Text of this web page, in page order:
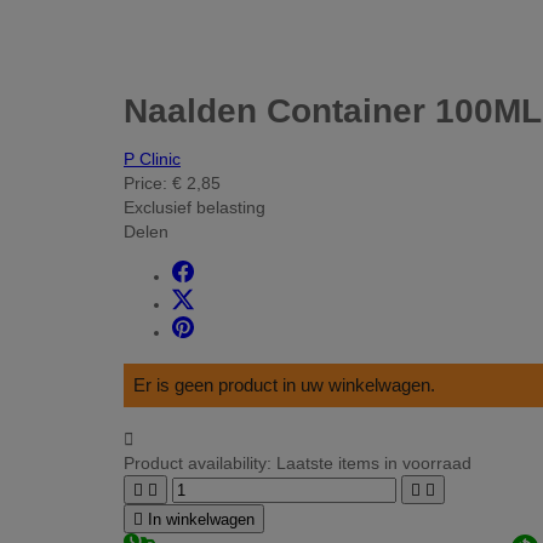
Naalden Container
P Clinic
Price: € 2,85
Exclusief belasting
Delen
Er is geen product in uw winkelwagen.

Product availability: Laatste items in voorraad
   
 In winkelwagen